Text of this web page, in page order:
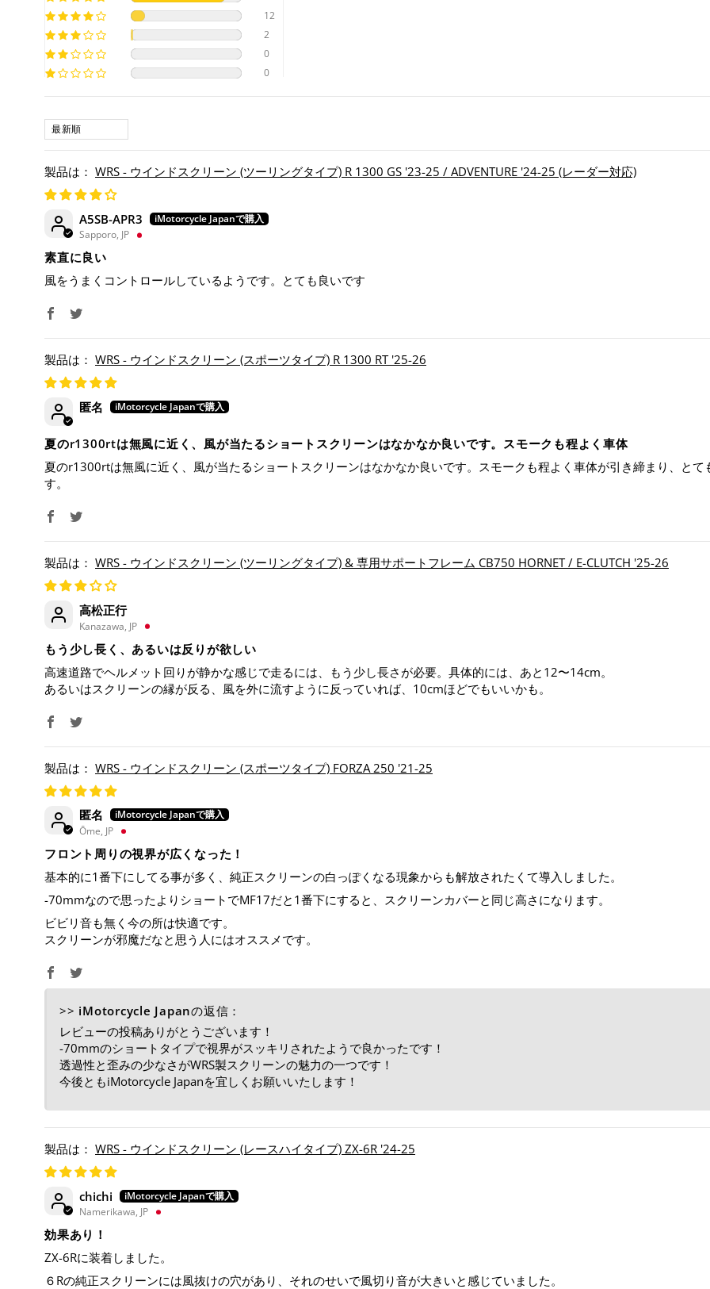
12
2
0
0
SORT BY
WRS - ウインドスクリーン (ツーリングタイプ) R 1300 GS '23-25 / ADVENTURE '24-25 (レーダー対応)
A5SB-APR3
Sapporo, JP
素直に良い
風をうまくコントロールしているようです。とても良いです
WRS - ウインドスクリーン (スポーツタイプ) R 1300 RT '25-26
匿名
夏のr1300rtは無風に近く、風が当たるショートスクリーンはなかなか良いです。スモークも程よく車体
夏のr1300rtは無風に近く、風が当たるショートスクリーンはなかなか良いです。スモークも程よく車体が引き締まり、と
す。
WRS - ウインドスクリーン (ツーリングタイプ) & 専用サポートフレーム CB750 HORNET / E-CLUTCH '25-26
高松正行
Kanazawa, JP
もう少し長く、あるいは反りが欲しい
高速道路でヘルメット回りが静かな感じで走るには、もう少し長さが必要。具体的には、あと12〜14cm。
あるいはスクリーンの縁が反る、風を外に流すように反っていれば、10cmほどでもいいかも。
WRS - ウインドスクリーン (スポーツタイプ) FORZA 250 '21-25
匿名
Ōme, JP
フロント周りの視界が広くなった！
基本的に1番下にしてる事が多く、純正スクリーンの白っぽくなる現象からも解放されたくて導入しました。
-70mmなので思ったよりショートでMF17だと1番下にすると、スクリーンカバーと同じ高さになります。
ビビリ音も無く今の所は快適です。
スクリーンが邪魔だなと思う人にはオススメです。
>> iMotorcycle Japanの返信：
レビューの投稿ありがとうございます！
-70mmのショートタイプで視界がスッキリされたようで良かったです！
透過性と歪みの少なさがWRS製スクリーンの魅力の一つです！
今後ともiMotorcycle Japanを宜しくお願いいたします！
WRS - ウインドスクリーン (レースハイタイプ) ZX-6R '24-25
chichi
Namerikawa, JP
効果あり！
ZX-6Rに装着しました。
６Rの純正スクリーンには風抜けの穴があり、それのせいで風切り音が大きいと感じていました。